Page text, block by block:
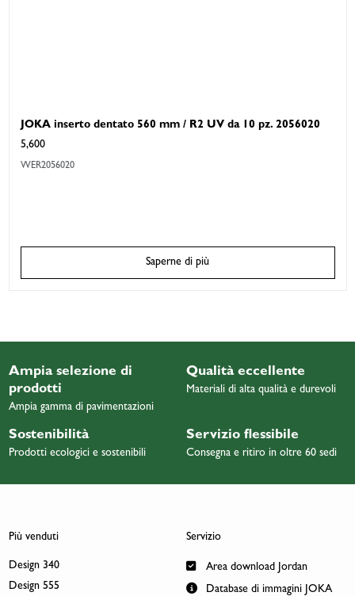
JOKA inserto dentato 560 mm / R2 UV da 10 pz. 2056020
5,600
WER2056020
Saperne di più
Ampia selezione di
prodotti
Ampia gamma di pavimentazioni
Qualità eccellente
Materiali di alta qualità e durevoli
Sostenibilità
Prodotti ecologici e sostenibili
Servizio flessibile
Consegna e ritiro in oltre 60 sedi
Più venduti
Design 340
Design 555
Servizio
Area download Jordan
Database di immagini JOKA